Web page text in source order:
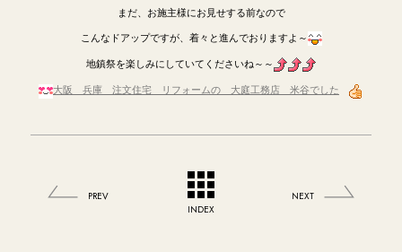
まだ、お施主様にお見せする前なので
こんなドアップですが、着々と進んでおりますよ～
地鎮祭を楽しみにしていてくださいね～～
大阪 兵庫 注文住宅 リフォームの 大庭工務店 米谷でした
PREV
INDEX
NEXT